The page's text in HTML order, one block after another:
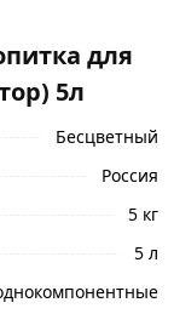
для
5л
Бесцветный
Россия
5 кг
5 л